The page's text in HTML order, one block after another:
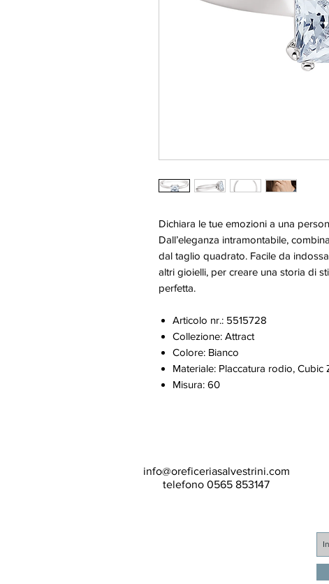
Dichiara le tue emozioni a una
Dall’eleganza intramontabile,
dal taglio quadrato. Facile da
altri gioielli, per creare una storia di
perfetta.
Articolo nr.: 5515728
Collezione: Attract
Colore: Bianco
Materiale: Placcatura rodio, Cubic
Misura: 60
info@oreficeriasalvestrini.com
telefono 0565 853147